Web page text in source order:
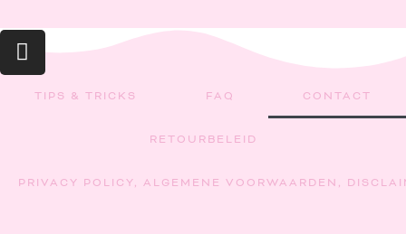
INSTAGRAM
TIPS & TRICKS FAQ CONTACT
RETOURBELEID
PRIVACY POLICY, ALGEMENE VOORWAARDEN,